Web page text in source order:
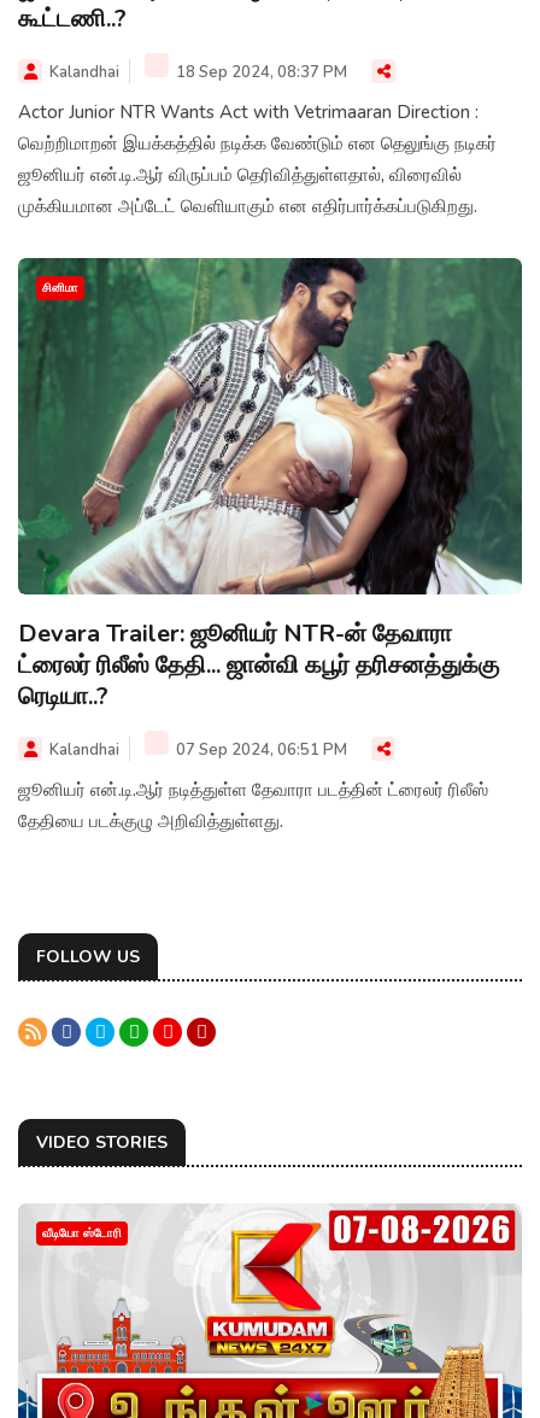
கூட்டணி..?
Kalandhai 18 Sep 2024, 08:37 PM
Actor Junior NTR Wants Act with Vetrimaaran Direction :
வெற்றிமாறன் இயக்கத்தில் நடிக்க வேண்டும் என தெலுங்கு நடிகர்
ஜூனியர் என்.டி.ஆர் விருப்பம் தெரிவித்துள்ளதால், விரைவில்
முக்கியமான அப்டேட் வெளியாகும் என எதிர்பார்க்கப்படுகிறது.
சினிமா
Devara Trailer: ஜூனியர் NTR-ன் தேவாரா
ட்ரைலர் ரிலீஸ் தேதி... ஜான்வி கபூர் தரிசனத்துக்கு
ரெடியா..?
Kalandhai 07 Sep 2024, 06:51 PM
ஜூனியர் என்.டி.ஆர் நடித்துள்ள தேவாரா படத்தின் ட்ரைலர் ரிலீஸ்
தேதியை படக்குழு அறிவித்துள்ளது.
FOLLOW US
VIDEO STORIES
வீடியோ ஸ்டோரி